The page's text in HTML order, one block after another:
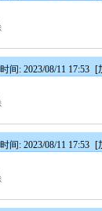
间: 2023/08/11 17:53 [
间: 2023/08/11 17:53 [